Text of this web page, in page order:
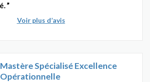
Voir plus d’avis
Mastère Spécialisé Excellence
Opérationnelle